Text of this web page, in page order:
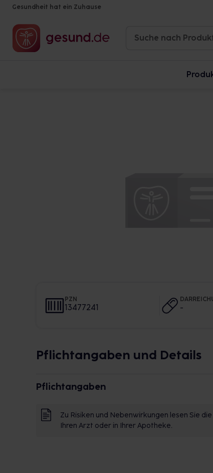
Gesundheit hat ein Zuhause
PZN
13477241 -
Pflichtangaben und Details
Pflichtangaben
Zu Risiken und Nebenwirkungen lesen Sie
Ihren Arzt oder in Ihrer Apotheke.